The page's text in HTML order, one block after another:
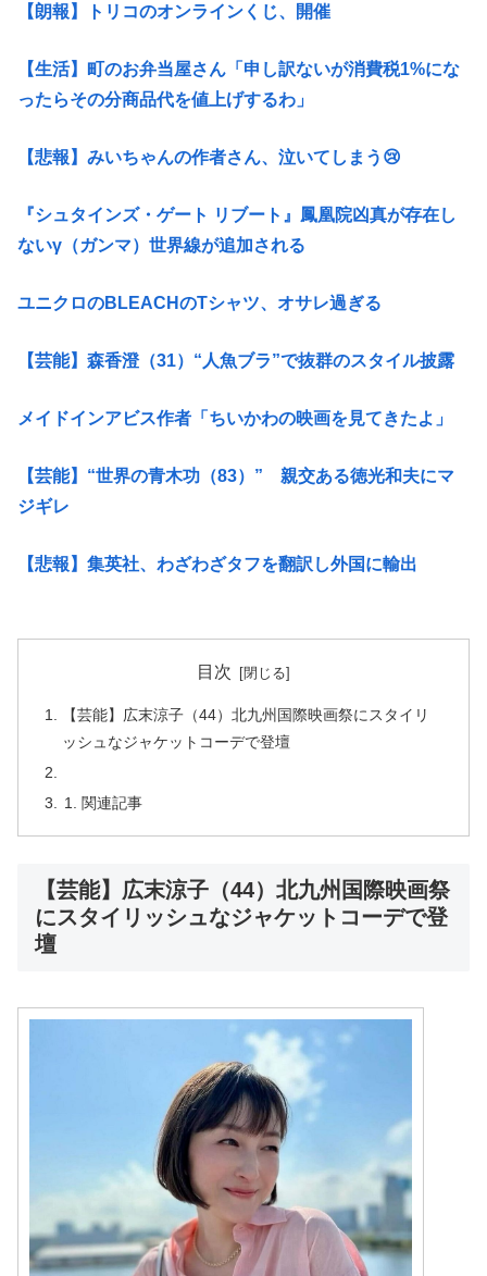
【朗報】トリコのオンラインくじ、開催
【生活】町のお弁当屋さん「申し訳ないが消費税1%にな
ったらその分商品代を値上げするわ」
【悲報】みいちゃんの作者さん、泣いてしまう😢
『シュタインズ・ゲート リブート』鳳凰院凶真が存在し
ないγ（ガンマ）世界線が追加される
ユニクロのBLEACHのTシャツ、オサレ過ぎる
【芸能】森香澄（31）“人魚ブラ”で抜群のスタイル披露
メイドインアビス作者「ちいかわの映画を見てきたよ」
【芸能】“世界の青木功（83）” 親交ある徳光和夫にマ
ジギレ
【悲報】集英社、わざわざタフを翻訳し外国に輸出
目次
【芸能】広末涼子（44）北九州国際映画祭にスタイリ
ッシュなジャケットコーデで登壇
関連記事
【芸能】広末涼子（44）北九州国際映画祭
にスタイリッシュなジャケットコーデで登
壇